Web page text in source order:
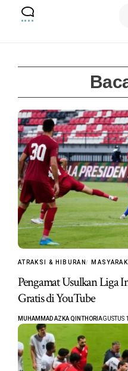
ATRAKSI & HIBURAN
Pengamat Usulkan Liga
Gratis di YouTube
MUHAMMAD AZKA QINTHORI AGUSTUS